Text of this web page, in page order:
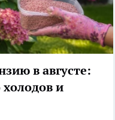
в августе:
и